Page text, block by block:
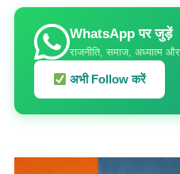
WhatsApp पर जुड़ें
राजनीति, समाज, अध्यात्म
अभी Follow करें